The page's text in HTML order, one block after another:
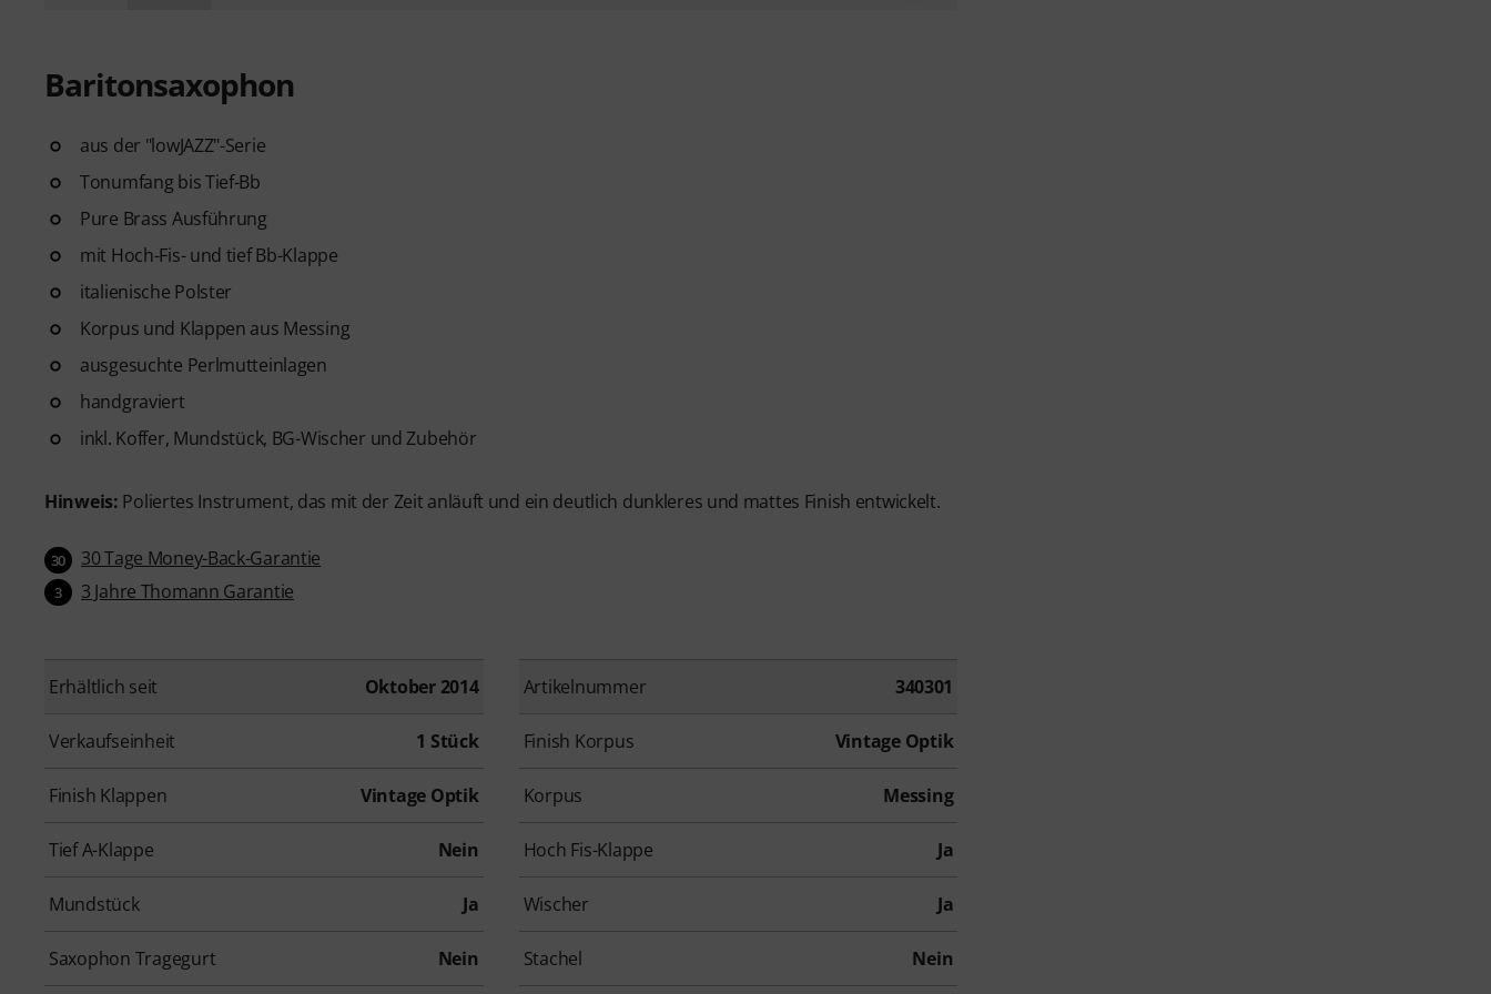
Baritonsaxophon
aus der "lowJAZZ"-Serie
Tonumfang bis Tief-Bb
Pure Brass Ausführung
mit Hoch-Fis- und tief Bb-Klappe
italienische Polster
Korpus und Klappen aus Messing
ausgesuchte Perlmutteinlagen
handgraviert
inkl. Koffer, Mundstück, BG-Wischer und Zubehör
Hinweis: Poliertes Instrument, das mit der Zeit anläuft und ein deutlich dunkleres und mattes Finish entwickelt.
30 30 Tage Money-Back-Garantie
3 3 Jahre Thomann Garantie
Erhältlich seit Oktober 2014 Artikelnummer 340301
Verkaufseinheit 1 Stück Finish Korpus Vintage Optik
Finish Klappen Vintage Optik Korpus Messing
Tief A-Klappe Nein Hoch Fis-Klappe Ja
Mundstück Ja Wischer Ja
Saxophon Tragegurt Nein Stachel Nein